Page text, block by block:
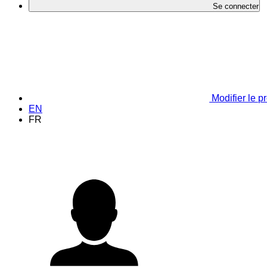
Se connecter
Modifier le
EN
FR